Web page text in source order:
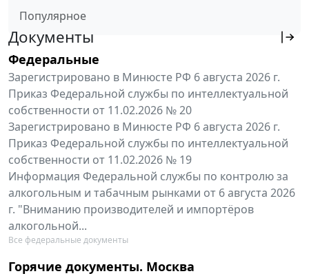
Популярное
Документы
Федеральные
Зарегистрировано в Минюсте РФ 6 августа 2026 г.
Приказ Федеральной службы по интеллектуальной
собственности от 11.02.2026 № 20
Зарегистрировано в Минюсте РФ 6 августа 2026 г.
Приказ Федеральной службы по интеллектуальной
собственности от 11.02.2026 № 19
Информация Федеральной службы по контролю за
алкогольным и табачным рынками от 6 августа 2026
г. "Вниманию производителей и импортёров
алкогольной...
Все федеральные документы
Горячие документы. Москва